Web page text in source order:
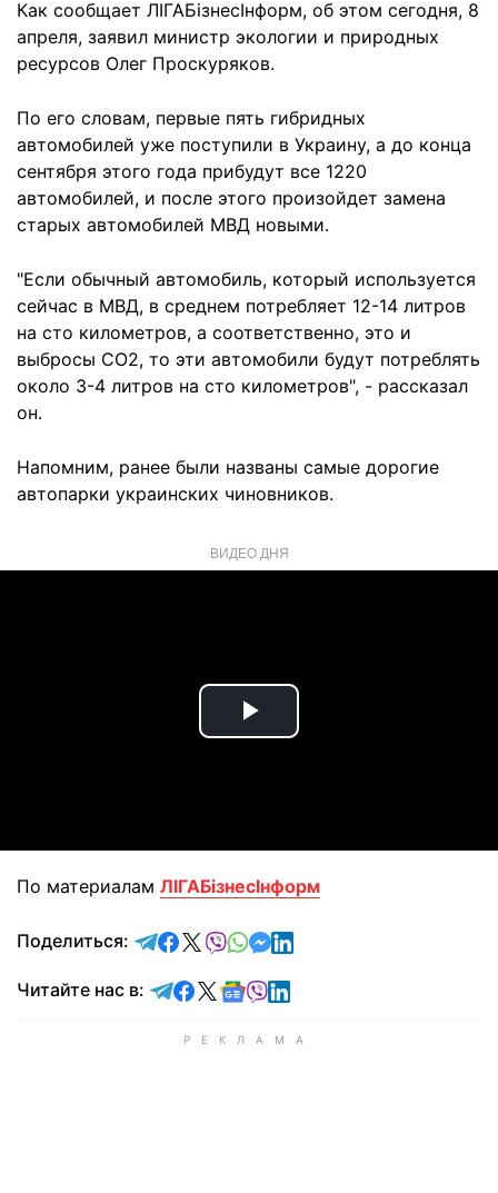
Как сообщает ЛІГАБізнесІнформ, об этом сегодня, 8
апреля, заявил министр экологии и природных
ресурсов Олег Проскуряков.
По его словам, первые пять гибридных
автомобилей уже поступили в Украину, а до конца
сентября этого года прибудут все 1220
автомобилей, и после этого произойдет замена
старых автомобилей МВД новыми.
"Если обычный автомобиль, который используется
сейчас в МВД, в среднем потребляет 12-14 литров
на сто километров, а соответственно, это и
выбросы СО2, то эти автомобили будут потреблять
около 3-4 литров на сто километров", - рассказал
он.
Напомним, ранее были названы самые дорогие
автопарки украинских чиновников.
ВИДЕО ДНЯ
Play
По материалам ЛIГАБiзнесIнформ
Поделиться: отправить в Telegram
поделиться в Facebook
поделиться в X
отправить в Viber
отправить в Whatsapp
отправить в Messenger
отправить в LinkedIn
Читайте нас в: Читайте в Telegram
Читайте в Facebook
Читайте в X
Читайте в Google news
Читайте в Viber
Читайте в LinkedIn